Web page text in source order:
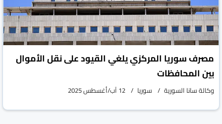
مصرف سوريا المركزي يلغي القيود على نقل الأموال
بين المحافظات
وكالة سانا السورية سوريا 12 آب/أغسطس 2025